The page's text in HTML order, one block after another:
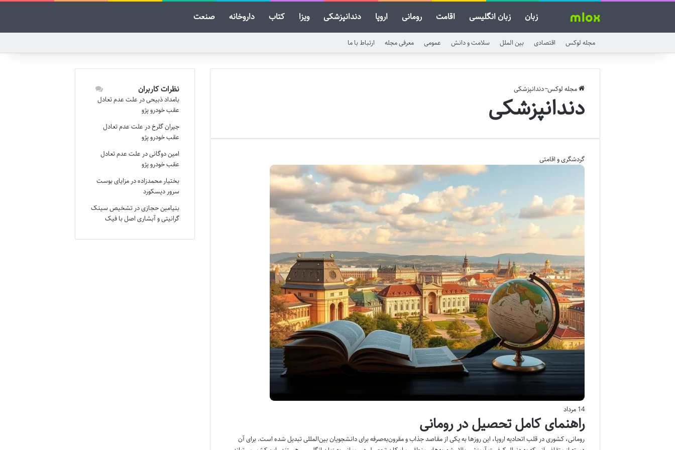
زبان زبان انگلیسی اقامت رومانی اروپا دندانپزشکی ویزا کتاب داروخانه صنعت
مجله لوکس اقتصادی بین الملل سلامت و دانش عمومی معرفی مجله ارتباط با ما
مجله لوکس~دندانپزشکی
دندانپزشکی
گردشگری و اقامتی
14 مرداد
راهنمای کامل تحصیل در رومانی
رومانی، کشوری در قلب اتحادیه اروپا، این روزها به یکی از مقاصد جذاب و مقرون‌به‌صرفه برای دانشجویان بین‌المللی تبدیل شده است. برای آن
نظرات کاربران
بامداد ذبیحیدر علت عدم تعادل
عقب خودرو پژو
جیران گلرخدر علت عدم تعادل
عقب خودرو پژو
امین دوگانیدر علت عدم تعادل
عقب خودرو پژو
بختیار محمدزادهدر مزایای بوست
سرور دیسکورد
بنیامین حجازیدر تشخیص سینک
گرانیتی و آبشاری اصل با فیک